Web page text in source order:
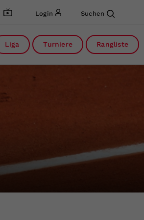
Login Suchen
Liga Turniere Rangliste